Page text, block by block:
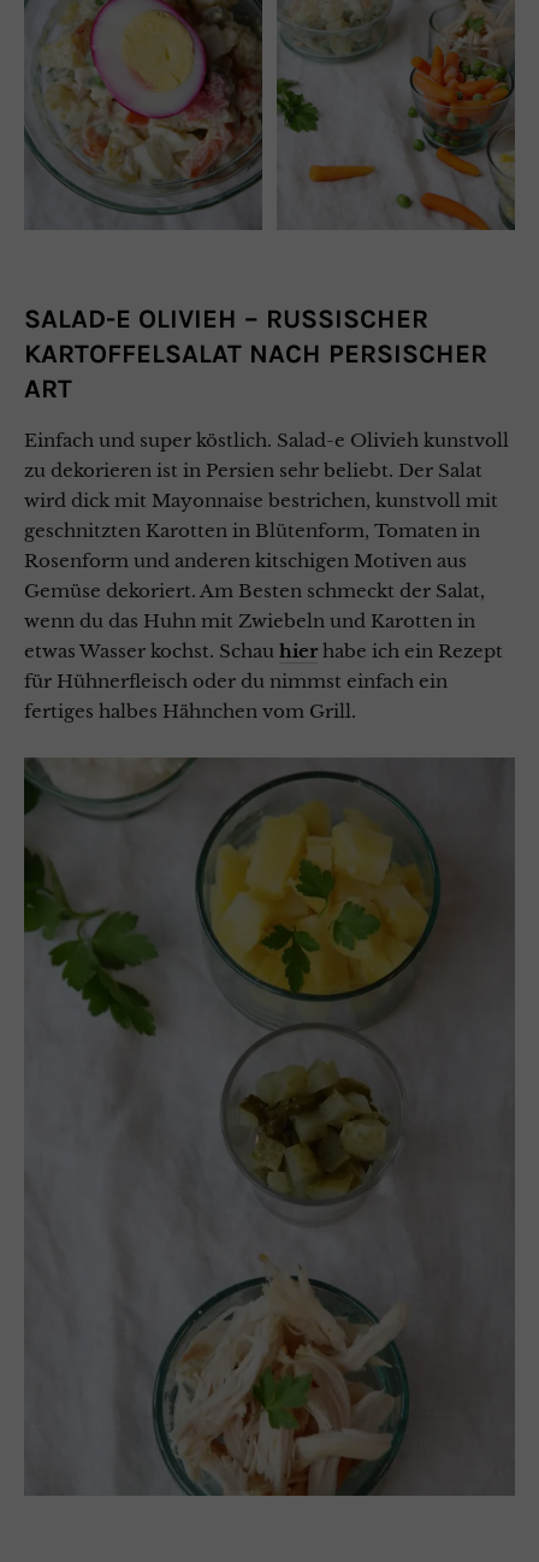
SALAD-E OLIVIEH – RUSSISCHER
KARTOFFELSALAT NACH PERSISCHER
ART
Einfach und super köstlich. Salad-e Olivieh kunstvoll
zu dekorieren ist in Persien sehr beliebt. Der Salat
wird dick mit Mayonnaise bestrichen, kunstvoll mit
geschnitzten Karotten in Blütenform, Tomaten in
Rosenform und anderen kitschigen Motiven aus
Gemüse dekoriert. Am Besten schmeckt der Salat,
wenn du das Huhn mit Zwiebeln und Karotten in
etwas Wasser kochst. Schau hierhabe ich ein Rezept
für Hühnerfleisch oder du nimmst einfach ein
fertiges halbes Hähnchen vom Grill.